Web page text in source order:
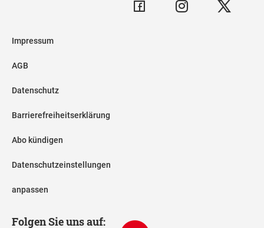
Impressum
AGB
Datenschutz
Barrierefreiheitserklärung
Abo kündigen
Datenschutzeinstellungen
anpassen
Folgen Sie uns auf: